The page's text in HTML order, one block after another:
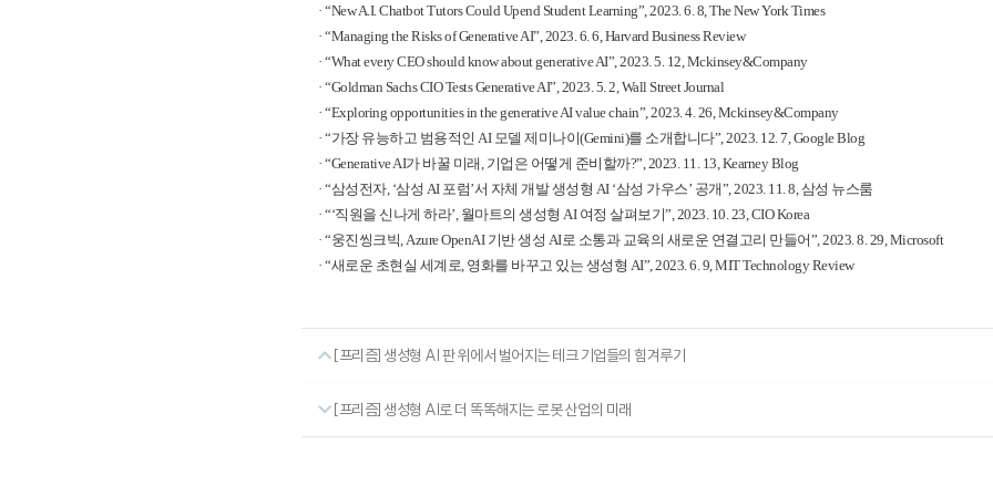
· “New A.I. Chatbot Tutors Could Upend Student Learning”, 2023. 6. 8, The New York Times
· “Managing the Risks of Generative AI”, 2023. 6. 6, Harvard Business Review
· “What every CEO should know about generative AI”, 2023. 5. 12, Mckinsey&Company
· “Goldman Sachs CIO Tests Generative AI”, 2023. 5. 2, Wall Street Journal
· “Exploring opportunities in the generative AI value chain”, 2023. 4. 26, Mckinsey&Company
· “가장 유능하고 범용적인 AI 모델 제미나이(Gemini)를 소개합니다”, 2023. 12. 7, Google Blog
· “Generative AI가 바꿀 미래 기업은 어떻게 준비할까?”, 2023. 11. 13, Kearney Blog
· “삼성전자, ‘삼성 AI 포럼’서 자체 개발 생성형 AI ‘삼성 가우스’ 공개”, 2023. 11. 8, 삼성 뉴스룸
· “‘직원을 신나게 하라’, 월마트의 생성형 AI 여정 살펴보기”, 2023. 10. 23, CIO Korea
· “웅진씽크빅 , Azure OpenAI 기반 생성 AI로 소통과 교육의 새로운 연결고리 만들어”, 2023. 8. 29, Microsoft
· “새로운 초현실 세계로 영화를 바꾸고 있는 생성형 AI”, 2023. 6. 9, MIT Technology Review
[프리즘] 생성형 AI 판 위에서 벌어지는 테크 기업들의 힘겨루기
[프리즘] 생성형 AI로 더 똑똑해지는 로봇 산업의 미래